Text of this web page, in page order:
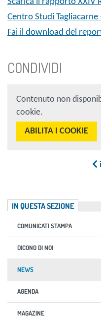
Centro Studi
Fai il download del
CONDIVIDI
Contenuto non
cookie.
ABILITA I COOKIE
IN QUESTA SEZIONE
COMUNICATI STAMPA
DICONO DI NOI
NEWS
AGENDA
MAGAZINE